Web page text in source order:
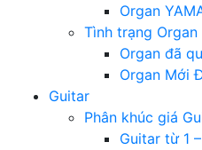
Organ
Tình trạng Organ
Organ đã
Organ Mới
Guitar
Phân khúc giá
Guitar từ 1